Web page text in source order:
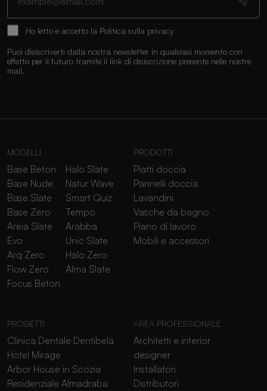
Ho letto e accetto la Politica sulla privacy
Puoi disiscriverti dalla nostra newsletter in qualsiasi momento con
effetto per il futuro tramite il link di disiscrizione presente nelle nostre
mail.
MODELLI
Base Beton
Base Nude
Base Slate
Base Zero
Areia Slate
Evo
Arq Zero
Flow Zero
Focus Beton
Halo Slate
Natur Wave
Smart Quiz
Tempo
Arabba
Unic Slate
Halo Zero
Alma Slate
PRODOTTI
Piatti doccia
Pannelli doccia
Lavandini
Vasche da bagno
Piano di lavoro
Mobili e accessori
PROGETTI
Clinica Dentale Dentibela
Hotel Mirage
Arbor House in Scozia
Residenziale Almadraba
AREA PROFESSIONALE
Architetti e interior
designer
Installatori
Distributori